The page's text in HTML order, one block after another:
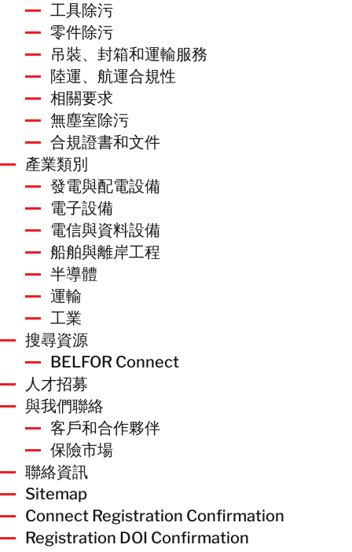
工具除污
零件除污
吊裝、封箱和運輸服務
陸運、航運合規性
相關要求
無塵室除污
合規證書和文件
產業類別
發電與配電設備
電子設備
電信與資料設備
船舶與離岸工程
半導體
運輸
工業
搜尋資源
BELFOR Connect
人才招募
與我們聯絡
客戶和合作夥伴
保險市場
聯絡資訊
Sitemap
Connect Registration Confirmation
Registration DOI Confirmation